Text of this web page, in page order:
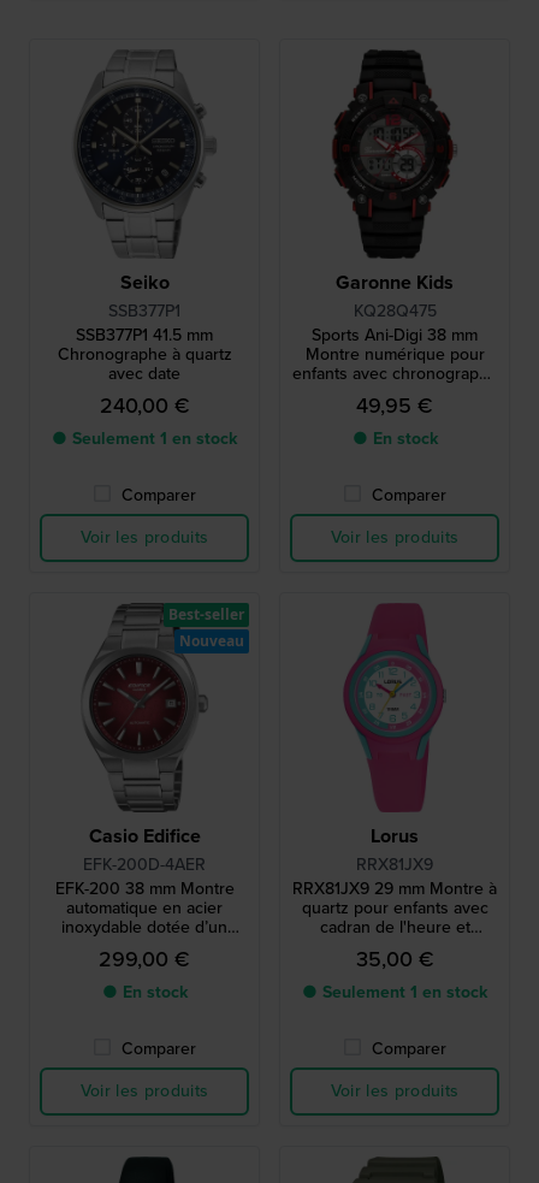
Seiko
SSB377P1
SSB377P1 41.5 mm
Chronographe à quartz
avec date
240,00 €
● Seulement 1 en stock
Comparer
Voir les produits
Garonne Kids
KQ28Q475
Sports Ani-Digi 38 mm
Montre numérique pour
enfants avec chronographe
et date
49,95 €
● En stock
Comparer
Voir les produits
Casio Edifice
EFK-200D-4AER
EFK-200 38 mm Montre
automatique en acier
inoxydable dotée d’un
cadran unique à plusieurs
niveaux
299,00 €
● En stock
Comparer
Voir les produits
Best-seller
Nouveau
Lorus
RRX81JX9
RRX81JX9 29 mm Montre à
quartz pour enfants avec
cadran de l'heure et
bracelet en silicone
35,00 €
● Seulement 1 en stock
Comparer
Voir les produits